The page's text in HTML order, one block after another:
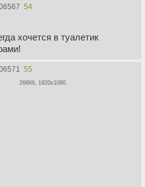
54
хочется в туалетик
55
266Кб, 1920x1080